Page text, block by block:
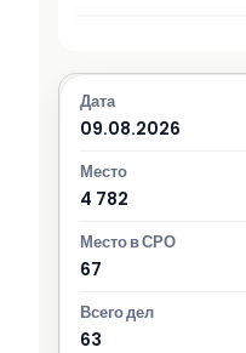
09.08.2026
4 782
67
63